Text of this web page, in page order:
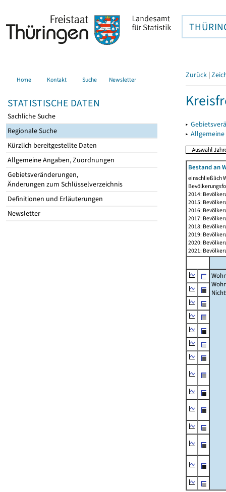
Home Kontakt Suche Newsletter
STATISTISCHE DATEN
Sachliche Suche
Regionale Suche
Kürzlich bereitgestellte Daten
Allgemeine Angaben, Zuordnungen
Gebietsveränderungen,
Änderungen zum Schlüsselverzeichnis
Definitionen und Erläuterungen
Newsletter
Zurück |
▸
▸
Bestand an
einschließlich
2014:
2015:
2016:
2017:
2018:
2019:
2020:
2021: